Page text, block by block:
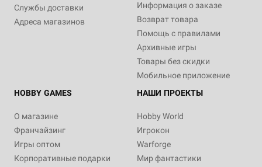
Службы доставки
Адреса магазинов
Информация о заказе
Возврат товара
Помощь с правилами
Архивные игры
Товары без скидки
Мобильное приложение
HOBBY GAMES
О магазине
Франчайзинг
Игры оптом
Корпоративные подарки
НАШИ ПРОЕКТЫ
Hobby World
Игрокон
Warforge
Мир фантастики